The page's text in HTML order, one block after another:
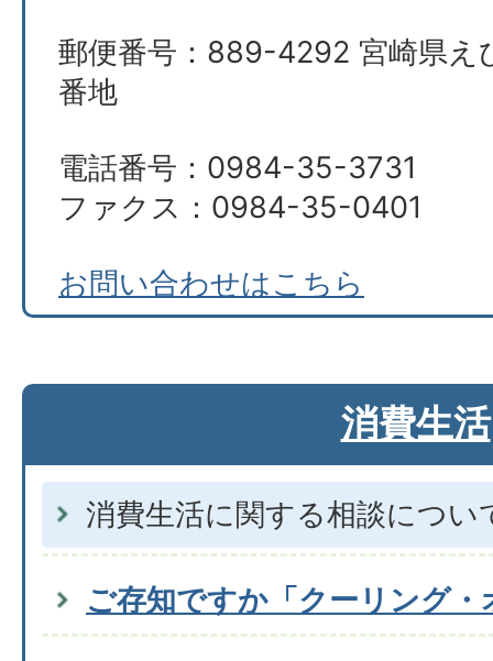
郵便番号：889-4292 宮崎県え
番地
電話番号：0984-35-3731
ファクス：0984-35-0401
お問い合わせはこちら
消費生活
消費生活に関する相談につい
ご存知ですか「クーリング・